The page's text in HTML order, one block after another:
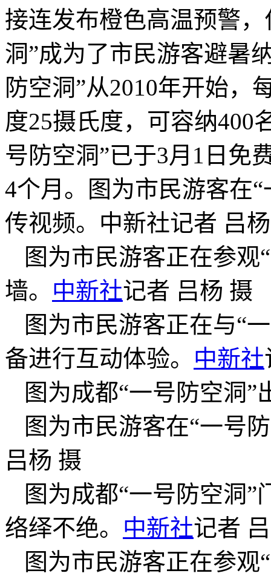
接连发布橙色高温预警
洞”成为了市民游客避暑
防空洞”从2010年开始，
度25摄氏度，可容纳400
号防空洞”已于3月1日免
4个月。图为市民游客在
传视频。中新社记者 吕
图为市民游客正在参观
墙。 中新社记者 吕杨 摄
图为市民游客正在与“
备进行互动体验。 中新社
图为成都“一号防空洞”
图为市民游客在“一号
吕杨 摄
图为成都“一号防空洞
络绎不绝。 中新社记者
图为市民游客正在参观